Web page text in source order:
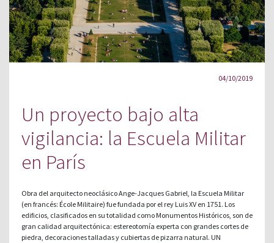
04/10/2019
Un proyecto bajo alta
vigilancia: la Escuela Militar
en París
Obra del arquitecto neoclásico Ange-Jacques Gabriel, la Escuela Militar
(en francés: École Militaire) fue fundada por el rey Luis XV en 1751. Los
edificios, clasificados en su totalidad como Monumentos Históricos, son de
gran calidad arquitectónica: estereotomía experta con grandes cortes de
piedra, decoraciones talladas y cubiertas de pizarra natural. UN